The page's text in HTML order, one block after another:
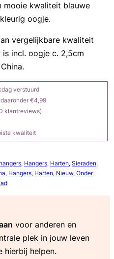
mooie kwaliteit blauwe
oogje.
vergelijkbare kwaliteit
incl. oogje c. 2,5cm
verstuurd
€4,99
klantreviews)
kwaliteit
, Hangers, Harten, Sieraden,
, Hangers, Harten, Nieuw, Onder
voor anderen en
plek in jouw leven
hierbij helpen.